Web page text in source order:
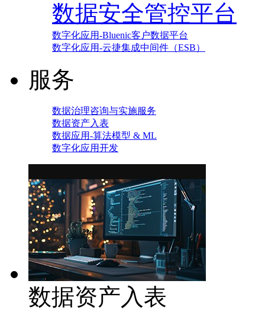
数据安全管控平台
数字化应用-Bluenic客户数据平台
数字化应用-云捷集成中间件（ESB）
服务
数据治理咨询与实施服务
数据资产入表
数据应用-算法模型 & ML
数字化应用开发
数据资产入表